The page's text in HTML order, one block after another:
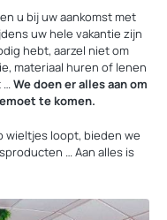
u bij uw aankomst met
uw hele vakantie zijn
hebt, aarzel niet om
materiaal huren of lenen
…We doen er alles aan om
te komen.
wieltjes loopt, bieden we
… Aan alles is